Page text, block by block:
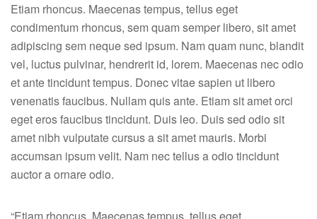
Etiam rhoncus. Maecenas tempus, tellus eget
condimentum rhoncus, sem quam semper libero, sit amet
adipiscing sem neque sed ipsum. Nam quam nunc, blandit
vel, luctus pulvinar, hendrerit id, lorem. Maecenas nec odio
et ante tincidunt tempus. Donec vitae sapien ut libero
venenatis faucibus. Nullam quis ante. Etiam sit amet orci
eget eros faucibus tincidunt. Duis leo. Duis sed odio sit
amet nibh vulputate cursus a sit amet mauris. Morbi
accumsan ipsum velit. Nam nec tellus a odio tincidunt
auctor a ornare odio.